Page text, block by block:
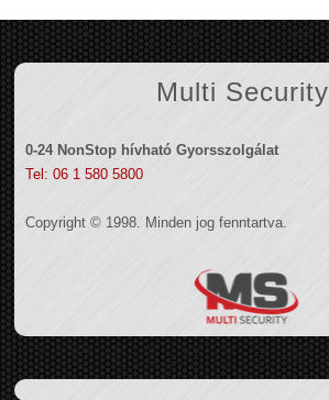
Multi Security
0-24 NonStop hívható Gyorsszolgálat
Tel: 06 1 580 5800
Copyright © 1998. Minden jog fenntartva.